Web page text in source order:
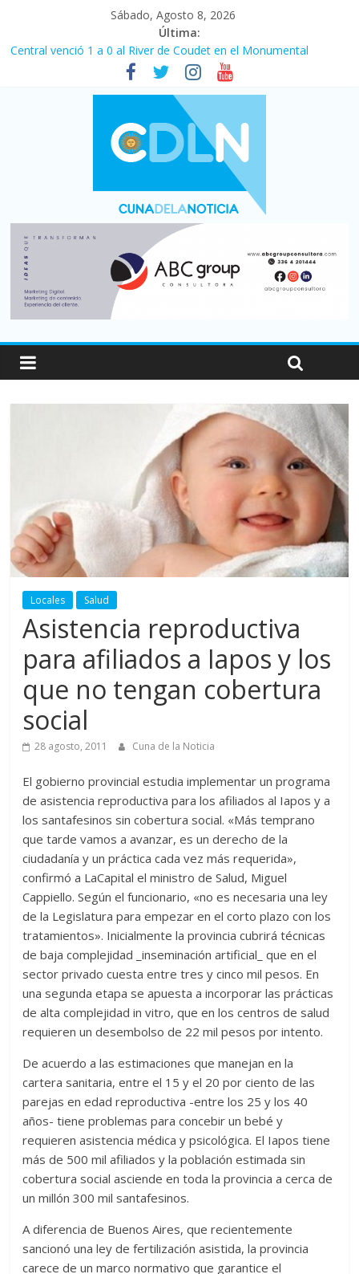
Sábado, Agosto 8, 2026
Última:
Central venció 1 a 0 al River de Coudet en el Monumental
La morosidad alcanzó su nivel más alto en dos décadas y ya
afecta a 400 mil deudores en Santa Fe
Desde que asumió Milei cerraron 41.000 kioscos: el sector
denuncia crisis como en 2001
Vacaciones de invierno con más movimiento y consumo
turístico: 4,6 millones de personas viajaron por el país, un 5,9%
Fuerte caída de la venta de autos usados en julio: bajó un 12,6%
Locales Salud
Asistencia reproductiva
para afiliados a Iapos y los
que no tengan cobertura
social
28 agosto, 2011 Cuna de la Noticia
El gobierno provincial estudia implementar un programa
de asistencia reproductiva para los afiliados al Iapos y a
los santafesinos sin cobertura social. «Más temprano
que tarde vamos a avanzar, es un derecho de la
ciudadanía y un práctica cada vez más requerida»,
confirmó a LaCapital el ministro de Salud, Miguel
Cappiello. Según el funcionario, «no es necesaria una ley
de la Legislatura para empezar en el corto plazo con los
tratamientos». Inicialmente la provincia cubrirá técnicas
de baja complejidad _inseminación artificial_ que en el
sector privado cuesta entre tres y cinco mil pesos. En
una segunda etapa se apuesta a incorporar las prácticas
de alta complejidad in vitro, que en los centros de salud
requieren un desembolso de 22 mil pesos por intento.
De acuerdo a las estimaciones que manejan en la
cartera sanitaria, entre el 15 y el 20 por ciento de las
parejas en edad reproductiva -entre los 25 y los 40
años- tiene problemas para concebir un bebé y
requieren asistencia médica y psicológica. El Iapos tiene
más de 500 mil afiliados y la población estimada sin
cobertura social asciende en toda la provincia a cerca de
un millón 300 mil santafesinos.
A diferencia de Buenos Aires, que recientemente
sancionó una ley de fertilización asistida, la provincia
carece de un marco normativo que garantice el